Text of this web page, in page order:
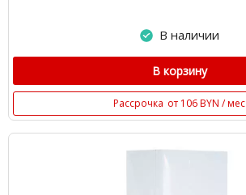
В наличии
В корзину
Рассрочка от 106 BYN / мес